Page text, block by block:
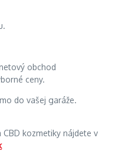
obchod
ceny.
do vašej garáže.
CBD kozmetiky nájdete v